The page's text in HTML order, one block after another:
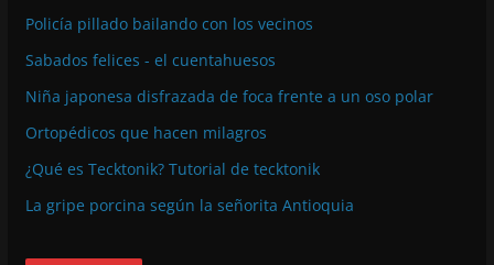
Policía pillado bailando con los vecinos
Sabados felices - el cuentahuesos
Niña japonesa disfrazada de foca frente a un oso polar
Ortopédicos que hacen milagros
¿Qué es Tecktonik? Tutorial de tecktonik
La gripe porcina según la señorita Antioquia